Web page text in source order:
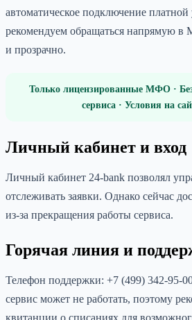
автоматическое подключение
рекомендуем обращаться напрямую
и прозрачно.
Только лицензированные МФО ·
сервиса · Условия на
Личный кабинет и вход
Личный кабинет 24-bank позволял
отслеживать заявки. Однако сейчас
из-за прекращения работы сервиса.
Горячая линия и
Телефон поддержки: +7 (499) 342-95-
сервис может не работать, поэтому
квитанции о списаниях для